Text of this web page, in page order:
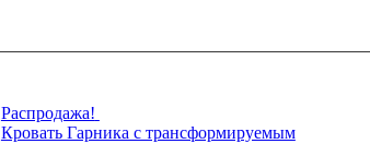
Распродажа!
Кровать Гарника с трансформируемым